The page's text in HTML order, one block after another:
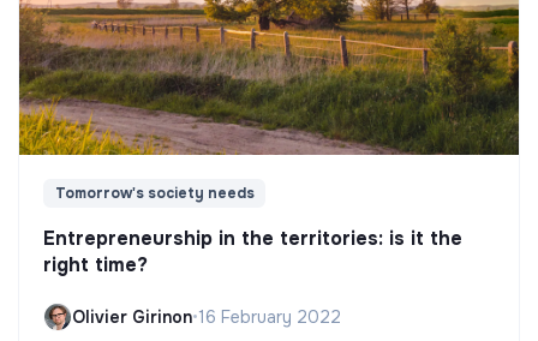
Tomorrow's society needs
Entrepreneurship in the territories: is it the
right time?
Olivier Girinon•16 February 2022